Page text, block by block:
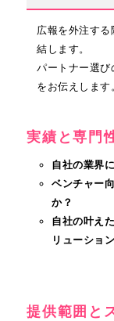
広報を外注す
結します。
パートナー選び
をお伝えします。
実績と専門
自社の業界
ベンチャー
か？
自社の叶え
リューショ
提供範囲と